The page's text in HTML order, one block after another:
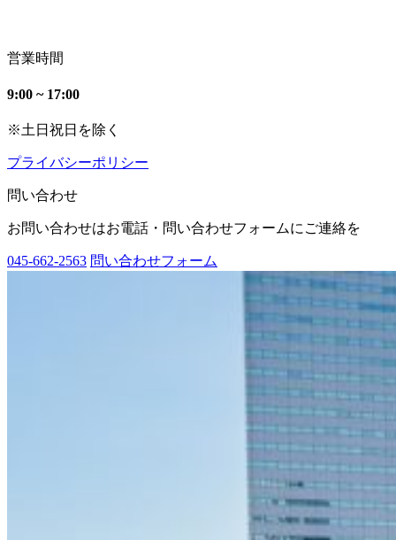
営業時間
9:00 ~ 17:00
※土日祝日を除く
プライバシーポリシー
問い合わせ
お問い合わせはお電話・問い合わせフォームにご連絡を
045-662-2563 問い合わせフォーム